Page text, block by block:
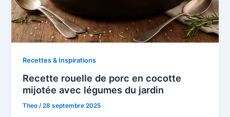
Recettes & Inspirations
Recette rouelle de porc en cocotte
mijotée avec légumes du jardin
Theo /28 septembre 2025